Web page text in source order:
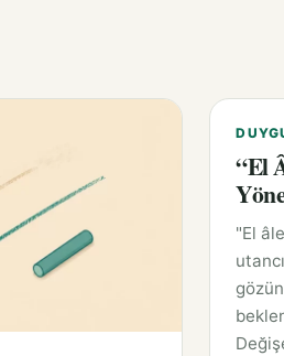
“El
"El